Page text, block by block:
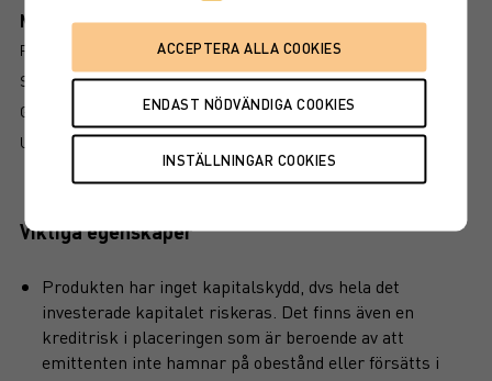
Mer information om produkten
RISK
SÅ LÄSER DU FAKTABLADET
GRUNDPROSPEKT
UTSKRIFT
Viktiga egenskaper
Produkten har inget kapitalskydd, dvs hela det
investerade kapitalet riskeras. Det finns även en
kreditrisk i placeringen som är beroende av att
emittenten inte hamnar på obestånd eller försätts i